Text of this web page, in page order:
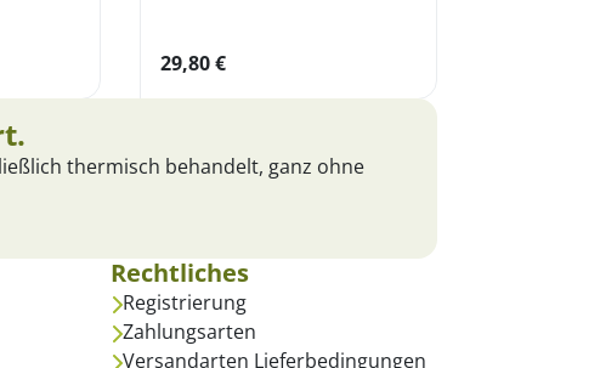
29,80€
thermisch behandelt, ganz ohne
Rechtliches
Registrierung
Zahlungsarten
Versandarten Lieferbedingungen